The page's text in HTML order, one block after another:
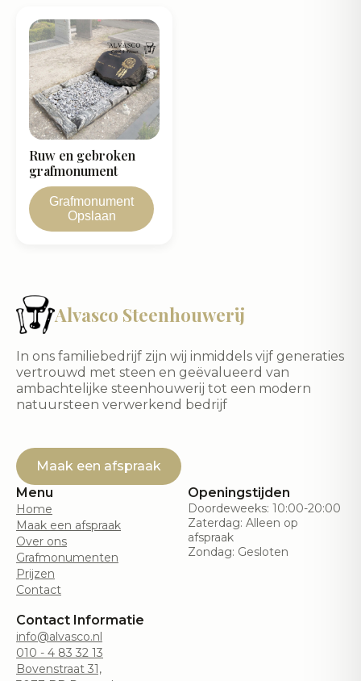
Grafmonument
Opslaan
Ruw en gebroken
grafmonument
Alvasco Steenhouwerij
In ons familiebedrijf zijn wij inmiddels vijf generaties
vertrouwd met steen en geëvalueerd van
ambachtelijke steenhouwerij tot een modern
natuursteen verwerkend bedrijf
Maak een afspraak
Menu
Home
Maak een afspraak
Over ons
Grafmonumenten
Prijzen
Contact
Openingstijden
Doordeweeks: 10:00-20:00
Zaterdag: Alleen op
afspraak
Zondag: Gesloten
Contact Informatie
info@alvasco.nl
010 - 4 83 32 13
Bovenstraat 31,